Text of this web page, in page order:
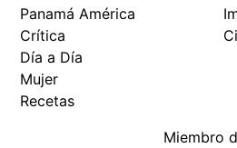
Panamá América
Crítica
Día a Día
Mujer
Recetas
Miembro